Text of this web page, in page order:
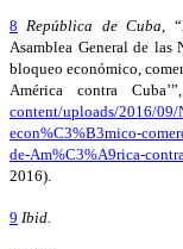
8 República de Cuba ,
Asamblea General de las
bloqueo económico,
América contra
content/uploads/2016/09/
econ%C3%B3mico-
de-Am%C3%A9rica-
2016).
9 Ibid.